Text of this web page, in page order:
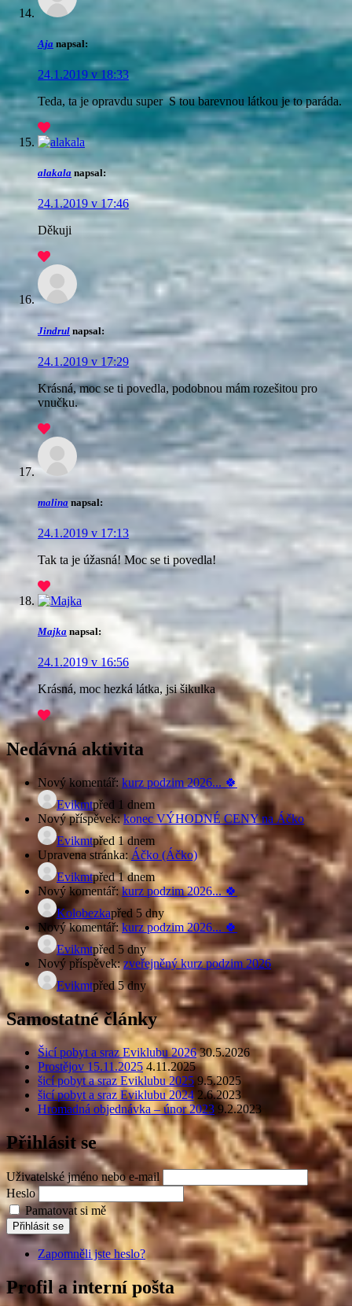
Aja napsal:
24.1.2019 v 18:33
Teda, ta je opravdu superS tou barevnou látkou je to paráda.
alakala napsal:
24.1.2019 v 17:46
Děkuji
Jindrul napsal:
24.1.2019 v 17:29
Krásná, moc se ti povedla, podobnou mám rozešitou pro
vnučku.
malina napsal:
24.1.2019 v 17:13
Tak ta je úžasná! Moc se ti povedla!
Majka napsal:
24.1.2019 v 16:56
Krásná, moc hezká látka, jsi šikulka
Nedávná aktivita
Nový komentář: kurz podzim 2026... 🍀
Evikmtpřed 1 dnem
Nový příspěvek:konec VÝHODNÉ CENY na Áčko
Evikmtpřed 1 dnem
Upravena stránka: Áčko (Áčko)
Evikmtpřed 1 dnem
Nový komentář:kurz podzim 2026... 🍀
Kolobezkapřed 5 dny
Nový komentář:kurz podzim 2026... 🍀
Evikmtpřed 5 dny
Nový příspěvek:zveřejněný kurz podzim 2026
Evikmtpřed 5 dny
Samostatné články
Šicí pobyt a sraz Eviklubu 2026 30.5.2026
Prostějov 15.11.2025 4.11.2025
šicí pobyt a sraz Eviklubu 2025 9.5.2025
šicí pobyt a sraz Eviklubu 2024 2.6.2023
Hromadná objednávka – únor 2023 9.2.2023
Přihlásit se
Uživatelské jméno nebo e-mail
Heslo
Pamatovat si mě
Přihlásit se
Zapomněli jste heslo?
Profil a interní pošta